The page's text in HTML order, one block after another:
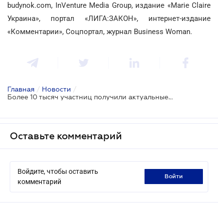
budynok.com, InVenture Media Group, издание «Marie Claire
Украина», портал «ЛИГА:ЗАКОН», интернет-издание
«Комментарии», Соцпортал, журнал Business Woman.
Главная / Новости /
Более 10 тысяч участниц получили актуальные стратегии женской самореализации на SHE Congress
Оставьте комментарий
Войдите, чтобы оставить
комментарий
войти